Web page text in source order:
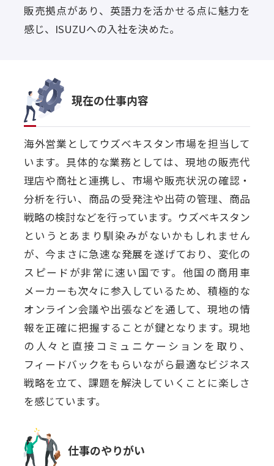
販売拠点があり、英語力を活かせる点に魅力を
感じ、ISUZUへの入社を決めた。
現在の仕事内容
海外営業としてウズベキスタン市場を担当して
います。具体的な業務としては、現地の販売代
理店や商社と連携し、市場や販売状況の確認・
分析を行い、商品の受発注や出荷の管理、商品
戦略の検討などを行っています。ウズベキスタン
というとあまり馴染みがないかもしれません
が、今まさに急速な発展を遂げており、変化の
スピードが非常に速い国です。他国の商用車
メーカーも次々に参入しているため、積極的な
オンライン会議や出張などを通して、現地の情
報を正確に把握することが鍵となります。現地
の人々と直接コミュニケーションを取り、
フィードバックをもらいながら最適なビジネス
戦略を立て、課題を解決していくことに楽しさ
を感じています。
仕事のやりがい